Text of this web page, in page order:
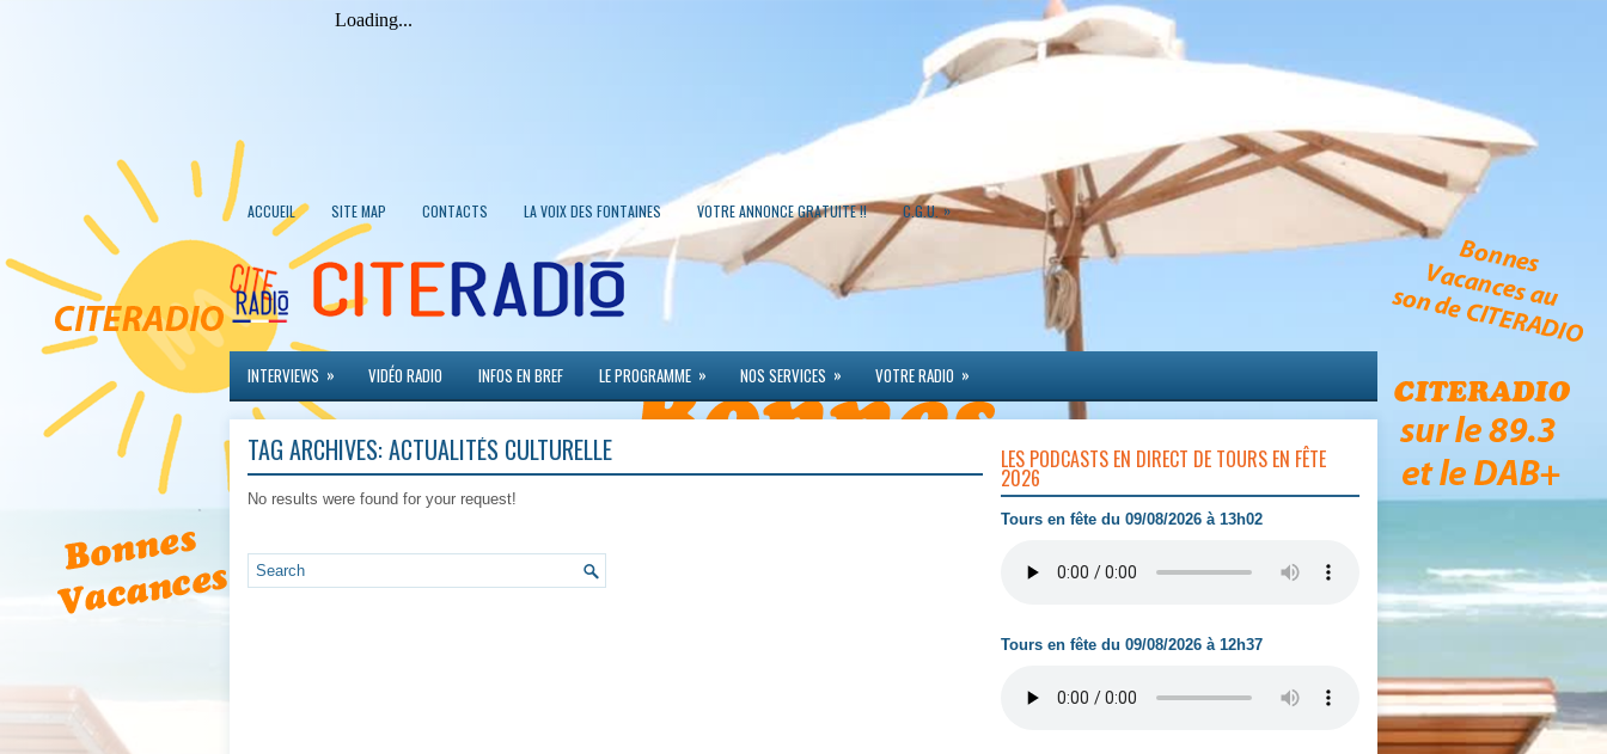
ACCUEIL SITE MAP CONTACTS LA VOIX DES FONTAINES VOTRE ANNONCE GRATUITE !! C.G.U. »
INTERVIEWS » VIDÉO RADIO INFOS EN BREF LE PROGRAMME » NOS SERVICES » VOTRE RADIO »
TAG ARCHIVES:ACTUALITÉS CULTURELLE
No results were found for your request!
LES PODCASTS EN DIRECT DE TOURS EN FÊTE
2026
Tours en fête du 09/08/2026 à 13h02
Tours en fête du 09/08/2026 à 12h37